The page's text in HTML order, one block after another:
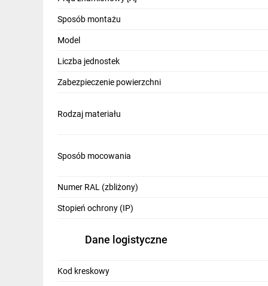
Sposób montażu
Model
Liczba jednostek
Zabezpieczenie powierzchni
Rodzaj materiału
Sposób mocowania
Numer RAL (zbliżony)
Stopień ochrony (IP)
Dane logistyczne
Kod kreskowy